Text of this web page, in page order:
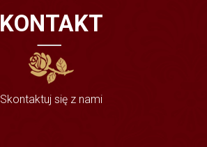
KONTAKT
Skontaktuj się z nami